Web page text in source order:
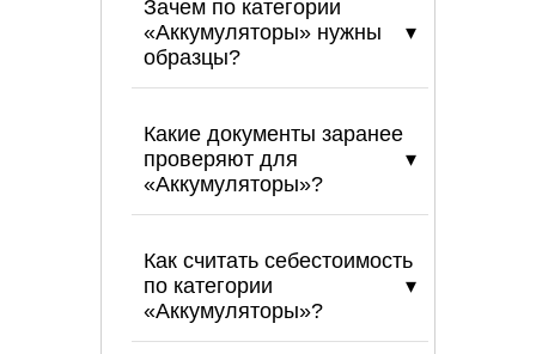
Зачем по категории
«Аккумуляторы» нужны
образцы?
Какие документы заранее
проверяют для
«Аккумуляторы»?
Как считать себестоимость
по категории
«Аккумуляторы»?